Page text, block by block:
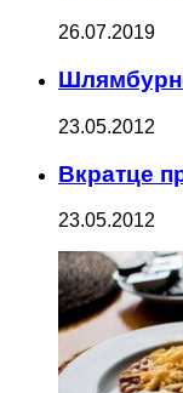
26.07.2019
23.05.2012
Вкратце
23.05.2012